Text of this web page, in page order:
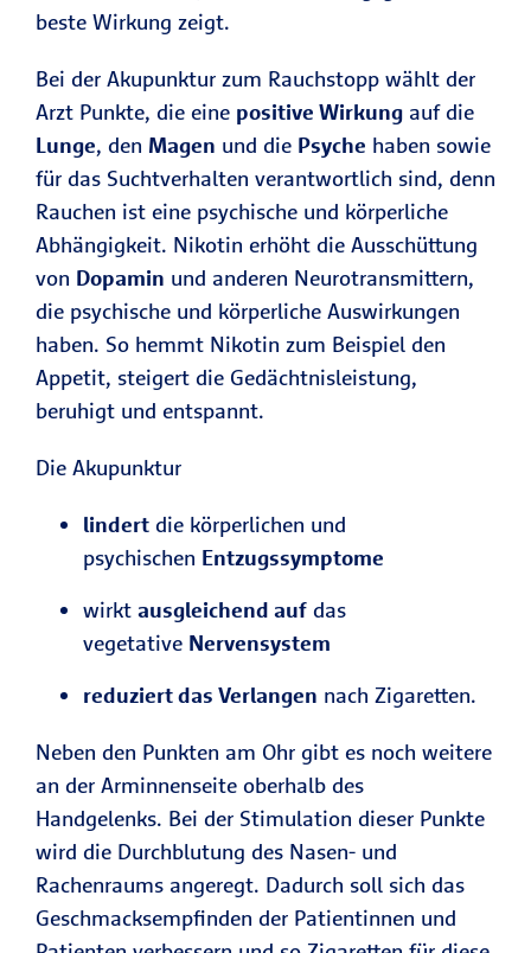
beste Wirkung zeigt.
Bei der Akupunktur zum Rauchstopp wählt der
Arzt Punkte, die eine positive Wirkung auf die
Lunge, den Magen und die Psyche haben sowie
für das Suchtverhalten verantwortlich sind, denn
Rauchen ist eine psychische und körperliche
Abhängigkeit. Nikotin erhöht die Ausschüttung
von Dopamin und anderen Neurotransmittern,
die psychische und körperliche Auswirkungen
haben. So hemmt Nikotin zum Beispiel den
Appetit, steigert die Gedächtnisleistung,
beruhigt und entspannt.
Die Akupunktur
lindert die körperlichen und
psychischen Entzugssymptome
wirkt ausgleichend auf das
vegetative Nervensystem
reduziert das Verlangen nach Zigaretten.
Neben den Punkten am Ohr gibt es noch weitere
an der Arminnenseite oberhalb des
Handgelenks. Bei der Stimulation dieser Punkte
wird die Durchblutung des Nasen- und
Rachenraums angeregt. Dadurch soll sich das
Geschmacksempfinden der Patientinnen und